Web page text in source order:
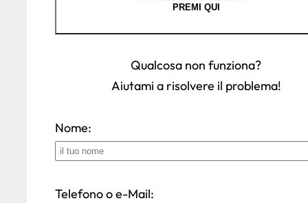
PREMI QUI
Qualcosa non funziona?
Aiutami a risolvere il problema!
Nome:
Telefono o e-Mail: